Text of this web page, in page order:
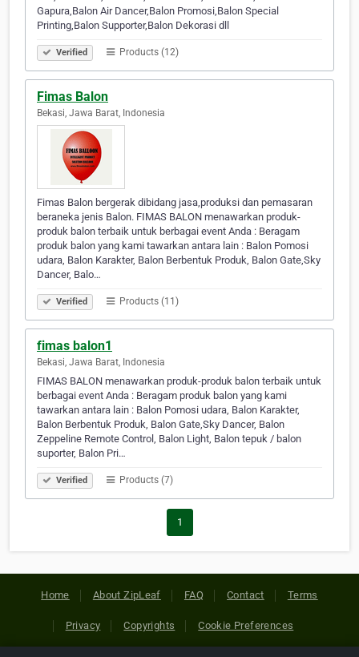
Gapura,Balon Air Dancer,Balon Promosi,Balon Special
Printing,Balon Supporter,Balon Dekorasi dll
Verified Products (12)
Fimas Balon
Bekasi, Jawa Barat, Indonesia
Fimas Balon bergerak dibidang jasa,produksi dan pemasaran
beraneka jenis Balon. FIMAS BALON menawarkan produk-
produk balon terbaik untuk berbagai event Anda : Beragam
produk balon yang kami tawarkan antara lain : Balon Pomosi
udara, Balon Karakter, Balon Berbentuk Produk, Balon Gate,Sky
Dancer, Balo…
Verified Products (11)
fimas balon1
Bekasi, Jawa Barat, Indonesia
FIMAS BALON menawarkan produk-produk balon terbaik untuk
berbagai event Anda : Beragam produk balon yang kami
tawarkan antara lain : Balon Pomosi udara, Balon Karakter,
Balon Berbentuk Produk, Balon Gate,Sky Dancer, Balon
Zeppeline Remote Control, Balon Light, Balon tepuk / balon
suporter, Balon Pri…
Verified Products (7)
1
Home About ZipLeaf FAQ Contact Terms
Privacy Copyrights Cookie Preferences